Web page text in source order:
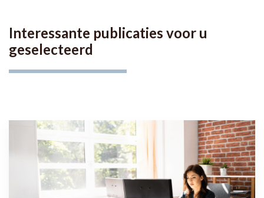
Interessante publicaties voor u
geselecteerd